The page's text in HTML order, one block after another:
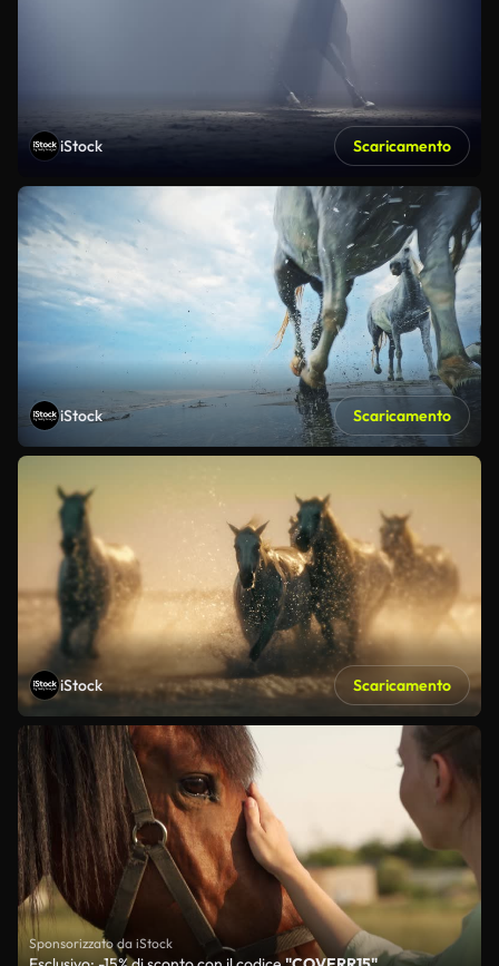
iStock Scaricamento
iStock Scaricamento
iStock Scaricamento
Sponsorizzato da iStock